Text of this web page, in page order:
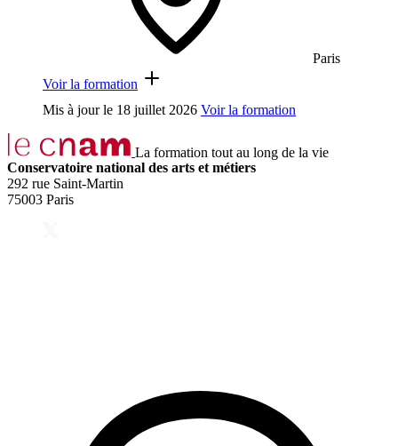
Paris
Voir la formation
Mis à jour le 18 juillet 2026 Voir la formation
La formation tout au long de la vie
Conservatoire national des arts et métiers
292 rue Saint-Martin
75003 Paris